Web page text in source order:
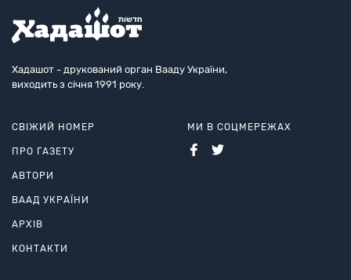
Хадашот - друкований орган Вааду України,
виходить з січня 1991 року.
СВІЖИЙ НОМЕР
ПРО ГАЗЕТУ
АВТОРИ
ВААД УКРАЇНИ
АРХІВ
КОНТАКТИ
МИ В СОЦМЕРЕЖАХ